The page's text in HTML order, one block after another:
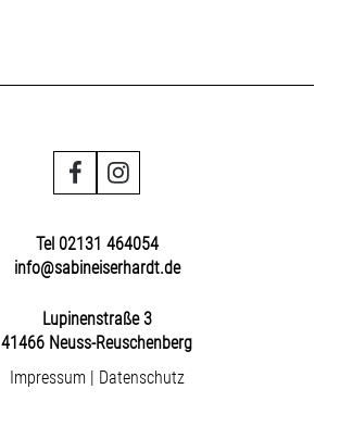
Tel 02131 464054
info@sabineiserhardt.de
Lupinenstraße 3
41466 Neuss-Reuschenberg
Impressum| Datenschutz